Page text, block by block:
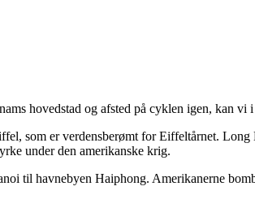
hovedstad og afsted på cyklen igen, kan
som er verdensberømt for Eiffeltårnet.
under den amerikanske krig.
til havnebyen Haiphong. Amerikanerne